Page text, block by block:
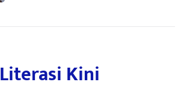
Literasi Kini